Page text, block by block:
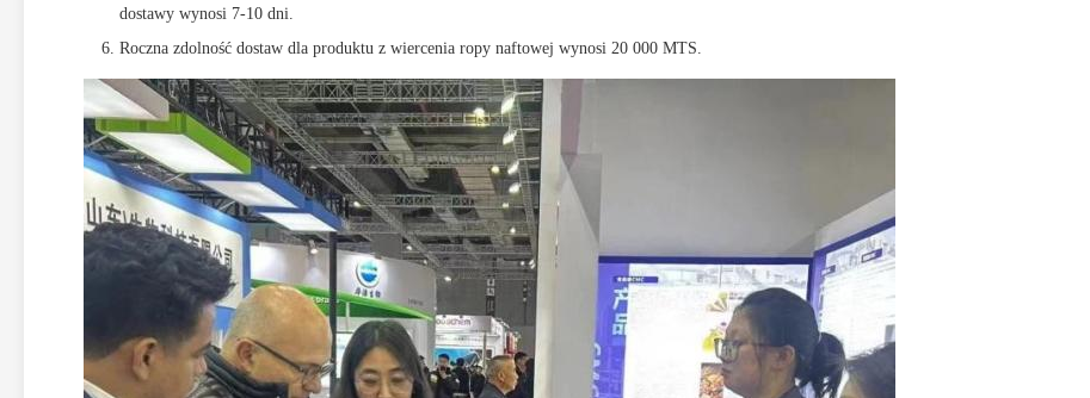
dostawy wynosi 7-10 dni.
Roczna zdolność dostaw dla produktu z wiercenia ropy naftowej wynosi 20 000 MTS.